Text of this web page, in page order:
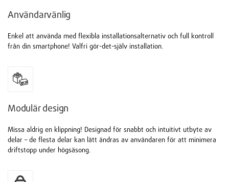
Användarvänlig
Enkel att använda med flexibla installationsalternativ och full kontroll
från din smartphone! Valfri gör-det-själv installation.
Modulär design
Missa aldrig en klippning! Designad för snabbt och intuitivt utbyte av
delar – de flesta delar kan lätt ändras av användaren för att minimera
driftstopp under högsäsong.